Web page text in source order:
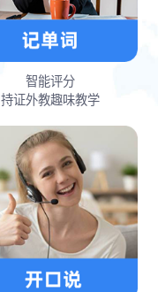
智能评分
持证外教趣味教学